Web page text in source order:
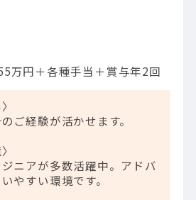
万円＋各種手当＋賞与年2回
ご経験が活かせます。
ジニアが多数活躍中。アドバ
やすい環境です。